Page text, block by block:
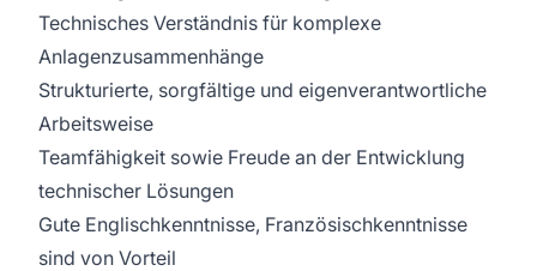
Technisches Verständnis für komplexe
Anlagenzusammenhänge
Strukturierte, sorgfältige und eigenverantwortliche
Arbeitsweise
Teamfähigkeit sowie Freude an der Entwicklung
technischer Lösungen
Gute Englischkenntnisse, Französischkenntnisse
sind von Vorteil